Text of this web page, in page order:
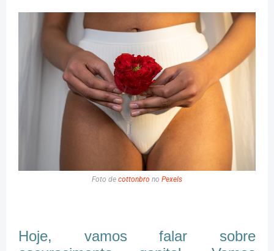
Foto de cottonbro no Pexels
Hoje, vamos falar sobre